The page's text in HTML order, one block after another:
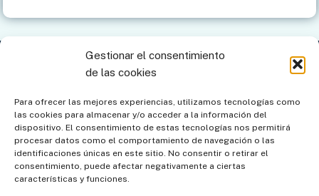
Gestionar el consentimiento
de las cookies
Para ofrecer las mejores experiencias, utilizamos tecnologías como
las cookies para almacenar y/o acceder a la información del
dispositivo. El consentimiento de estas tecnologías nos permitirá
procesar datos como el comportamiento de navegación o las
identificaciones únicas en este sitio. No consentir o retirar el
consentimiento, puede afectar negativamente a ciertas
características y funciones.
INTERNACIONAL
Aviso legal
Política de cookies Mapa del sitio
Política de cookies (UE)